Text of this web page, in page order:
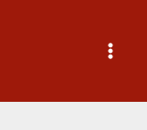
Main
Menu